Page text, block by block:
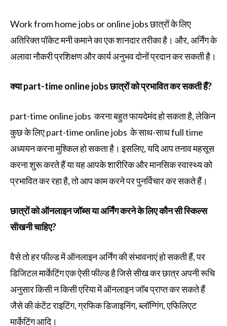
Work from home jobs or online jobs छात्रों के लिए
अतिरिक्त पॉकेट मनी कमाने का एक शानदार तरीका है। और, अर्निंग के
अलावा नौकरी प्रशिक्षण और कार्य अनुभव दोनों प्रदान कर सकती है।
क्या part-time online jobs छात्रों को प्रभावित कर सकती हैं?
part-time online jobs करना बहुत फायदेमंद हो सकता है, लेकिन
कुछ के लिए part-time online jobs के साथ-साथ full time
अध्ययन करना मुश्किल हो सकता है। इसलिए, यदि आप तनाव महसूस
करना शुरू करते हैं या यह आपके शारीरिक और मानसिक स्वास्थ्य को
प्रभावित कर रहा है, तो आप काम करने पर पुनर्विचार कर सकते हैं।
छात्रों को ऑनलाइन जॉब्स या अर्निंग करने के लिए कौन सी स्किल्स
सीखनी चाहिए?
वैसे तो हर फील्ड में ऑनलाइन अर्निंग की संभावनाएं हो सकती हैं, पर
डिजिटल मार्केटिंग एक ऐसी फील्ड है जिसे सीख कर छात्र अपनी रूचि
अनुसार किसी न किसी एरिया में ऑनलाइन जॉब प्राप्त कर सकते हैं
जैसे की कंटेंट राइटिंग, ग्रफिक डिजाइनिंग, ब्लॉग्गिंग, एफिलिएट
मार्केटिंग आदि।